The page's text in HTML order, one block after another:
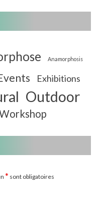
Anamorphosis
Exhibitions
Outdoor
* sont obligatoires